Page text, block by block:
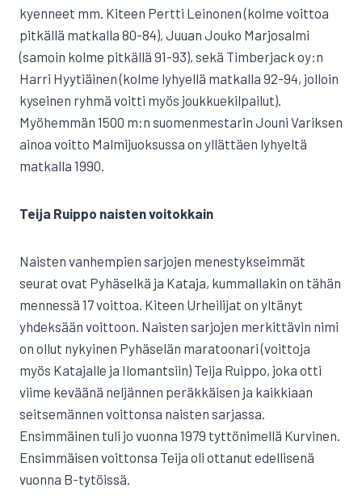
kyenneet mm. Kiteen Pertti Leinonen (kolme voittoa
pitkällä matkalla 80-84), Juuan Jouko Marjosalmi
(samoin kolme pitkällä 91-93), sekä Timberjack oy:n
Harri Hyytiäinen (kolme lyhyellä matkalla 92-94, jolloin
kyseinen ryhmä voitti myös joukkuekilpailut).
Myöhemmän 1500 m:n suomenmestarin Jouni Variksen
ainoa voitto Malmijuoksussa on yllättäen lyhyeltä
matkalla 1990.
Teija Ruippo naisten voitokkain
Naisten vanhempien sarjojen menestykseimmät
seurat ovat Pyhäselkä ja Kataja, kummallakin on tähän
mennessä 17 voittoa. Kiteen Urheilijat on yltänyt
yhdeksään voittoon. Naisten sarjojen merkittävin nimi
on ollut nykyinen Pyhäselän maratoonari (voittoja
myös Katajalle ja Ilomantsiin) Teija Ruippo, joka otti
viime keväänä neljännen peräkkäisen ja kaikkiaan
seitsemännen voittonsa naisten sarjassa.
Ensimmäinen tuli jo vuonna 1979 tyttönimellä Kurvinen.
Ensimmäisen voittonsa Teija oli ottanut edellisenä
vuonna B-tytöissä.